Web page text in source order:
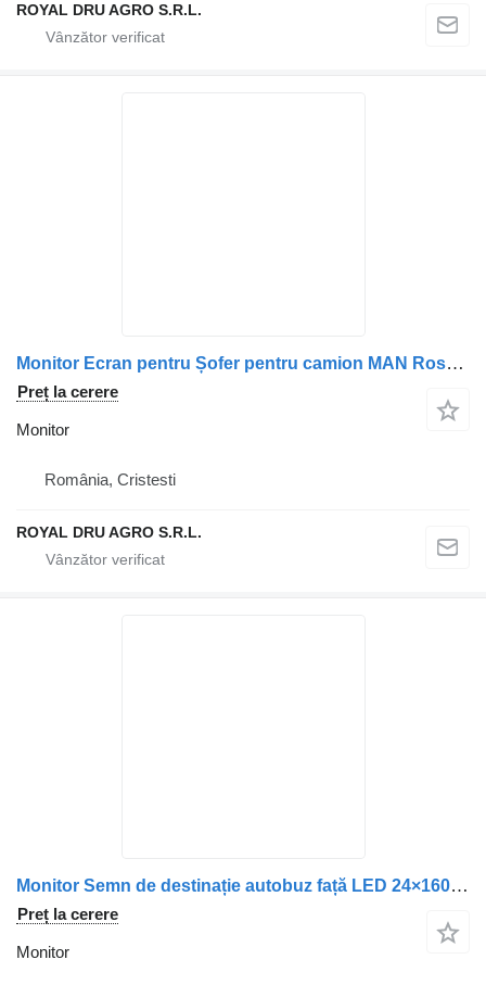
ROYAL DRU AGRO S.R.L.
Monitor Ecran pentru Șofer pentru camion MAN Rosho 88282106165 / 8828210-6165 / A0058202189
Preț la cerere
Monitor
România, Cristesti
ROYAL DRU AGRO S.R.L.
Monitor Semn de destinație autobuz față LED 24×160 13.4″ pentru pentru camion Scania
Preț la cerere
Monitor